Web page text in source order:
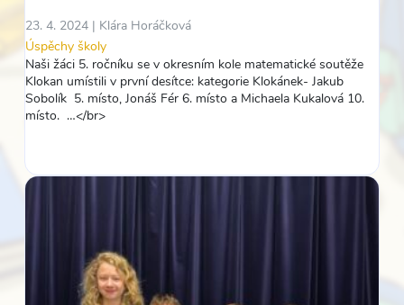
23. 4. 2024 | Klára Horáčková
Úspěchy školy
Naši žáci 5. ročníku se v okresním kole matematické soutěže
Klokan umístili v první desítce: kategorie Klokánek- Jakub
Sobolík 5. místo, Jonáš Fér 6. místo a Michaela Kukalová 10.
místo. …</br>